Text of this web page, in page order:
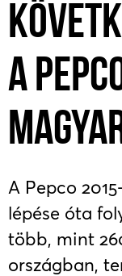
A
A Pepco
lépése óta
több, mint
országban,